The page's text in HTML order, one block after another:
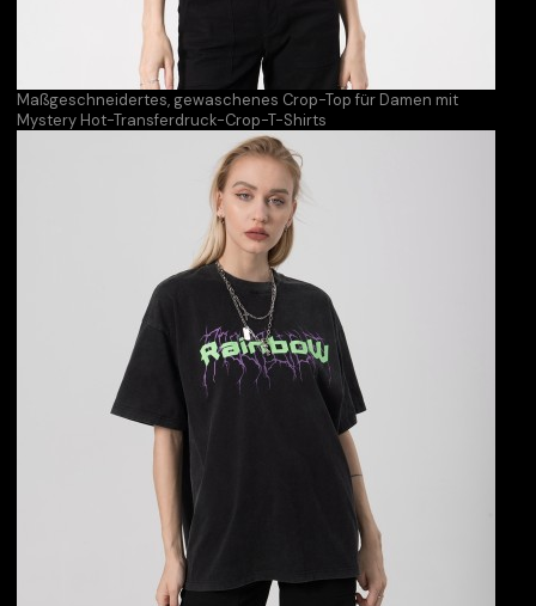
Maßgeschneidertes, gewaschenes Crop-Top für Damen mit
Mystery Hot-Transferdruck-Crop-T-Shirts